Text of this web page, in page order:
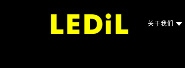
关于我们